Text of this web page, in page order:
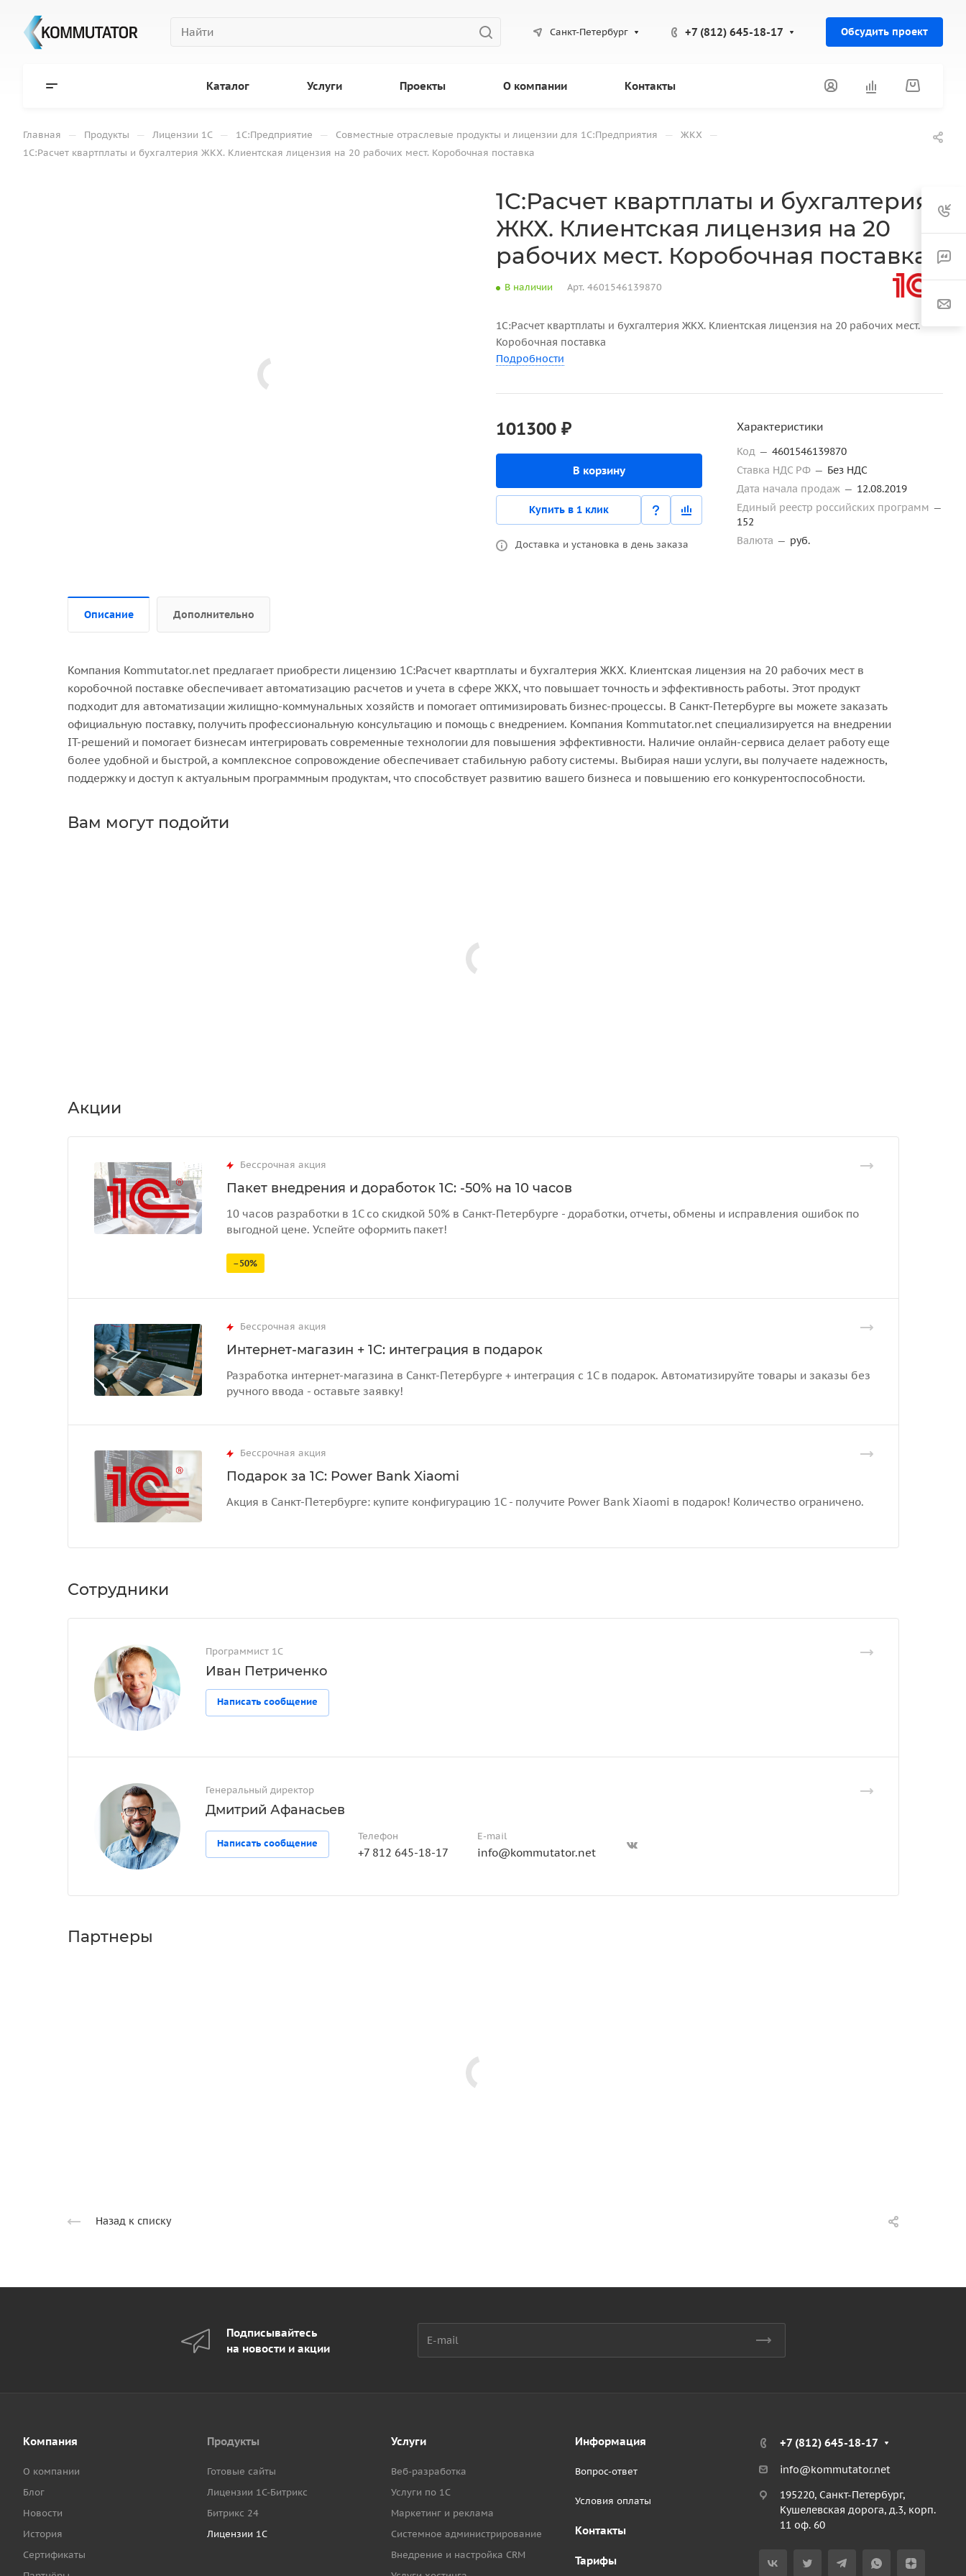
Санкт-Петербург +7 (812) 645-18-17 Обсудить проект
Каталог Услуги Проекты О компании Контакты
Главная — Продукты — Лицензии 1С — 1С:Предприятие — Совместные отраслевые продукты и лицензии для 1С:Предприятия — ЖКХ —
1С:Расчет квартплаты и бухгалтерия ЖКХ. Клиентская лицензия на 20 рабочих мест. Коробочная поставка
1С:Расчет квартплаты и бухгалтерия
ЖКХ. Клиентская лицензия на 20
рабочих мест. Коробочная поставка
В наличии Арт. 4601546139870
1С:Расчет квартплаты и бухгалтерия ЖКХ. Клиентская лицензия на 20 рабочих мест.
Коробочная поставка
Подробности
101300 ₽
В корзину
Купить в 1 клик
Доставка и установка в день заказа
Характеристики
Код — 4601546139870
Ставка НДС РФ — Без НДС
Дата начала продаж — 12.08.2019
Единый реестр российских программ —
152
Валюта — руб.
Описание Дополнительно
Компания Kommutator.net предлагает приобрести лицензию 1С:Расчет квартплаты и бухгалтерия ЖКХ. Клиентская лицензия на 20 рабочих мест в
коробочной поставке обеспечивает автоматизацию расчетов и учета в сфере ЖКХ, что повышает точность и эффективность работы. Этот продукт
подходит для автоматизации жилищно-коммунальных хозяйств и помогает оптимизировать бизнес-процессы. В Санкт-Петербурге вы можете заказать
официальную поставку, получить профессиональную консультацию и помощь с внедрением. Компания Kommutator.net специализируется на внедрении
IT-решений и помогает бизнесам интегрировать современные технологии для повышения эффективности. Наличие онлайн-сервиса делает работу еще
более удобной и быстрой, а комплексное сопровождение обеспечивает стабильную работу системы. Выбирая наши услуги, вы получаете надежность,
поддержку и доступ к актуальным программным продуктам, что способствует развитию вашего бизнеса и повышению его конкурентоспособности.
Вам могут подойти
Акции
Бессрочная акция
Пакет внедрения и доработок 1С: -50% на 10 часов
10 часов разработки в 1С со скидкой 50% в Санкт-Петербурге - доработки, отчеты, обмены и исправления ошибок по
выгодной цене. Успейте оформить пакет!
–50%
Бессрочная акция
Интернет-магазин + 1С: интеграция в подарок
Разработка интернет-магазина в Санкт-Петербурге + интеграция с 1С в подарок. Автоматизируйте товары и заказы без
ручного ввода - оставьте заявку!
Бессрочная акция
Подарок за 1С: Power Bank Xiaomi
Акция в Санкт-Петербурге: купите конфигурацию 1С - получите Power Bank Xiaomi в подарок! Количество ограничено.
Сотрудники
Программист 1С
Иван Петриченко
Написать сообщение
Генеральный директор
Дмитрий Афанасьев
Написать сообщение
Телефон
+7 812 645-18-17
E-mail
info@kommutator.net
Партнеры
Назад к списку
Подписывайтесь
на новости и акции
Компания
О компании
Блог
Новости
История
Сертификаты
Продукты
Готовые сайты
Лицензии 1С-Битрикс
Битрикс 24
Лицензии 1С
Услуги
Веб-разработка
Услуги по 1С
Маркетинг и реклама
Системное администрирование
Внедрение и настройка CRM
Информация
Вопрос-ответ
Условия оплаты
Контакты
Тарифы
+7 (812) 645-18-17
info@kommutator.net
195220, Санкт-Петербург,
Кушелевская дорога, д.3, корп.
11 оф. 60